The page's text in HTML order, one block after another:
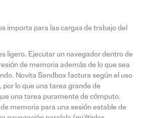
importa para las cargas de trabajo del
ligero. Ejecutar un navegador dentro de
de memoria además de lo que sea
Novita Sandbox factura según el uso
por lo que una tarea grande de
una tarea puramente de cómputo.
memoria para una sesión estable de